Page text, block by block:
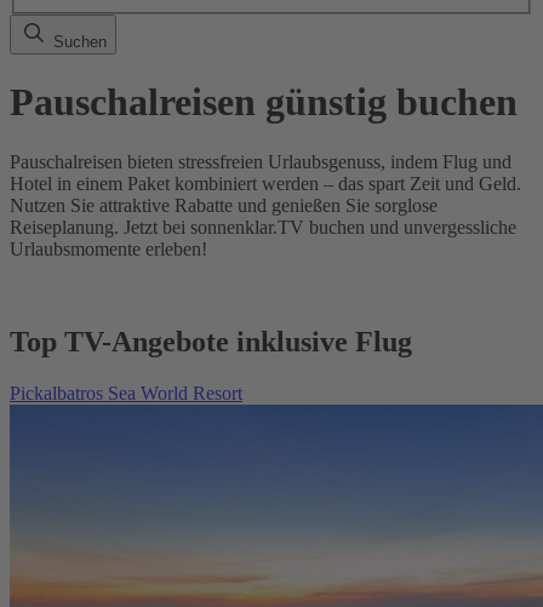
Suchen
Pauschalreisen günstig buchen
Pauschalreisen bieten stressfreien Urlaubsgenuss, indem Flug und
Hotel in einem Paket kombiniert werden – das spart Zeit und Geld.
Nutzen Sie attraktive Rabatte und genießen Sie sorglose
Reiseplanung. Jetzt bei sonnenklar.TV buchen und unvergessliche
Urlaubsmomente erleben!
Top TV-Angebote inklusive Flug
Pickalbatros Sea World Resort